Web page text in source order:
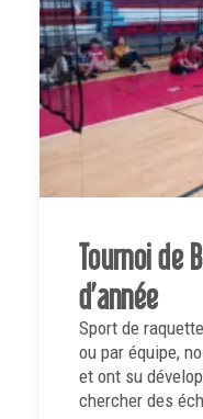
Tournoi de
d’année
Sport de
ou par équipe,
et ont su
chercher des